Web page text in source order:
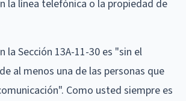
la línea telefónica o la propiedad de
la Sección 13A-11-30 es "sin el
al menos una de las personas que
Como usted siempre es